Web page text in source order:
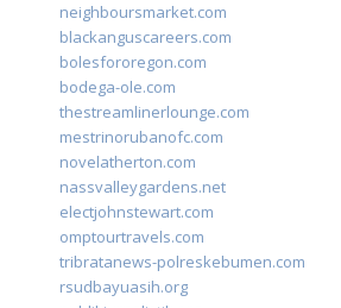
neighboursmarket.com
blackanguscareers.com
bolesfororegon.com
bodega-ole.com
thestreamlinerlounge.com
mestrinorubanofc.com
novelatherton.com
nassvalleygardens.net
electjohnstewart.com
omptourtravels.com
tribratanews-polreskebumen.com
rsudbayuasih.org